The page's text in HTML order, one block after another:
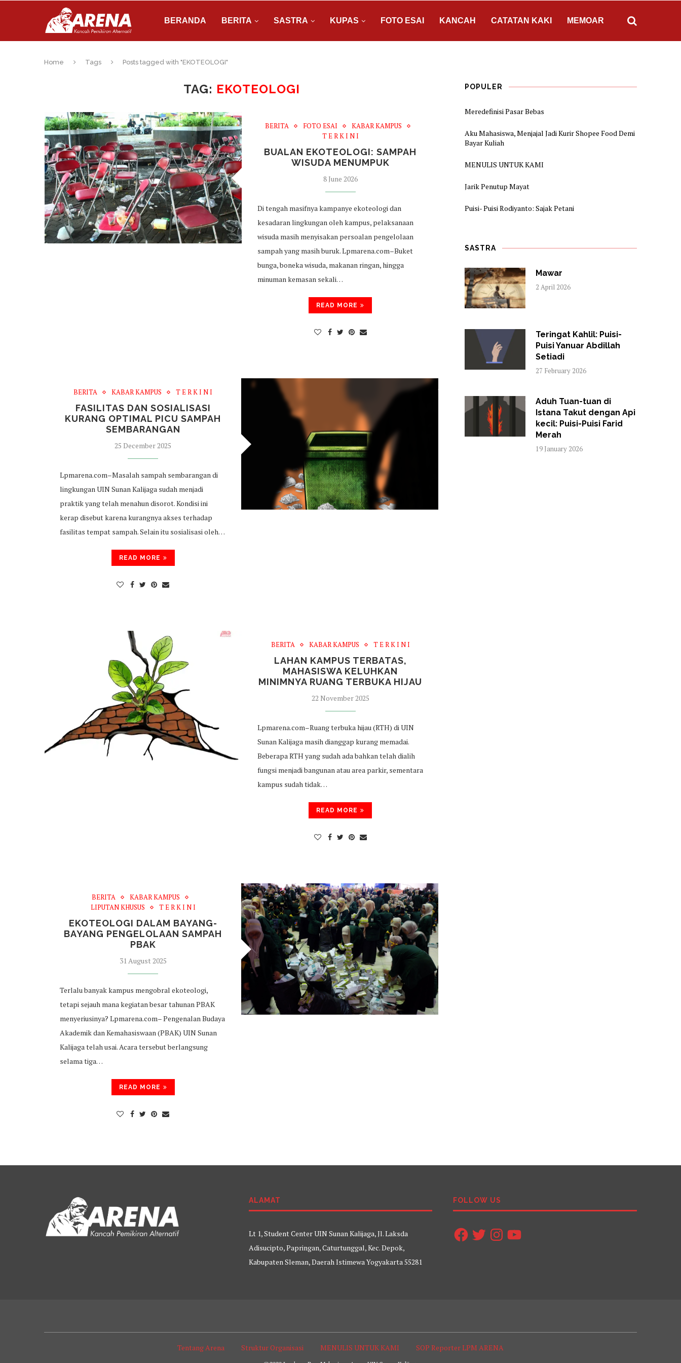
BERANDA BERITA SASTRA KUPAS FOTO ESAI KANCAH CATATAN KAKI MEMOAR
Home Tags Posts tagged with "EKOTEOLOGI"
TAG: EKOTEOLOGI
BERITA FOTO ESAI
KABAR KAMPUS
T E R K I N I
BUALAN EKOTEOLOGI: SAMPAH
WISUDA MENUMPUK
8 June 2026
Di tengah masifnya kampanye ekoteologi dan
kesadaran lingkungan oleh kampus, pelaksanaan
wisuda masih menyisakan persoalan pengelolaan
sampah yang masih buruk. Lpmarena.com–Buket
bunga, boneka wisuda, makanan ringan, hingga
minuman kemasan sekali…
READ MORE
BERITA KABAR KAMPUS T E R K I N I
FASILITAS DAN SOSIALISASI
KURANG OPTIMAL PICU SAMPAH
SEMBARANGAN
25 December 2025
Lpmarena.com–Masalah sampah sembarangan di
lingkungan UIN Sunan Kalijaga sudah menjadi
praktik yang telah menahun disorot. Kondisi ini
kerap disebut karena kurangnya akses terhadap
fasilitas tempat sampah. Selain itu sosialisasi oleh…
READ MORE
BERITA KABAR KAMPUS T E R K I N I
LAHAN KAMPUS TERBATAS,
MAHASISWA KELUHKAN
MINIMNYA RUANG TERBUKA HIJAU
22 November 2025
Lpmarena.com–Ruang terbuka hijau (RTH) di UIN
Sunan Kalijaga masih dianggap kurang memadai.
Beberapa RTH yang sudah ada bahkan telah dialih
fungsi menjadi bangunan atau area parkir, sementara
kampus sudah tidak…
READ MORE
BERITA
KABAR KAMPUS
LIPUTAN KHUSUS
T E R K I N I
EKOTEOLOGI DALAM BAYANG-
BAYANG PENGELOLAAN SAMPAH
PBAK
31 August 2025
Terlalu banyak kampus mengobral ekoteologi,
tetapi sejauh mana kegiatan besar tahunan PBAK
menyeriusinya? Lpmarena.com– Pengenalan Budaya
Akademik dan Kemahasiswaan (PBAK) UIN Sunan
Kalijaga telah usai. Acara tersebut berlangsung
selama tiga…
READ MORE
POPULER
Meredefinisi Pasar Bebas
Aku Mahasiswa, Menjajal Jadi Kurir Shopee Food Demi
Bayar Kuliah
MENULIS UNTUK KAMI
Jarik Penutup Mayat
Puisi- Puisi Rodiyanto: Sajak Petani
SASTRA
Mawar
2 April 2026
Teringat Kahlil: Puisi-
Puisi Yanuar Abdillah
Setiadi
27 February 2026
Aduh Tuan-tuan di
Istana Takut dengan Api
kecil: Puisi-Puisi Farid
Merah
19 January 2026
ALAMAT
Lt 1, Student Center UIN Sunan Kalijaga, Jl. Laksda
Adisucipto, Papringan, Caturtunggal, Kec. Depok,
Kabupaten Sleman, Daerah Istimewa Yogyakarta 55281
FOLLOW US
FacebookTwitterInstagram
YouTube
Tentang Arena Struktur Organisasi MENULIS UNTUK KAMI SOP Reporter LPM ARENA